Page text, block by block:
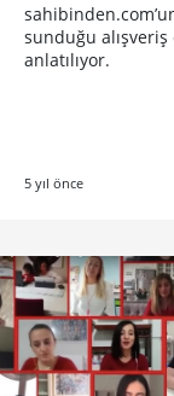
sunduğu
anlatılıyor.
5 yıl önce